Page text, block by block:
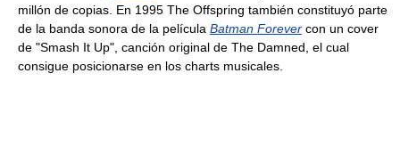
millón de copias. En 1995 The Offspring también constituyó parte
de la banda sonora de la película Batman Forever con un cover
de "Smash It Up", canción original de The Damned, el cual
consigue posicionarse en los charts musicales.